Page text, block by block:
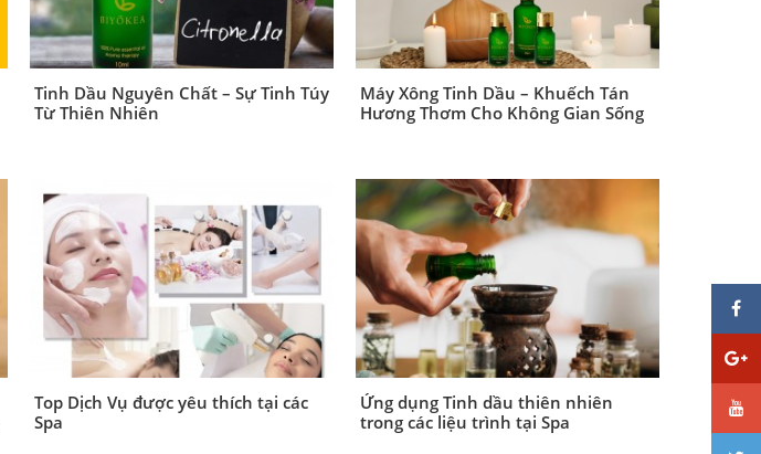
Tinh Dầu Nguyên Chất – Sự Tinh Túy
Từ Thiên Nhiên
Máy Xông Tinh Dầu – Khuếch Tán
Hương Thơm Cho Không Gian Sống
Top Dịch Vụ được yêu thích tại các
Spa
Ứng dụng Tinh dầu thiên nhiên
trong các liệu trình tại Spa